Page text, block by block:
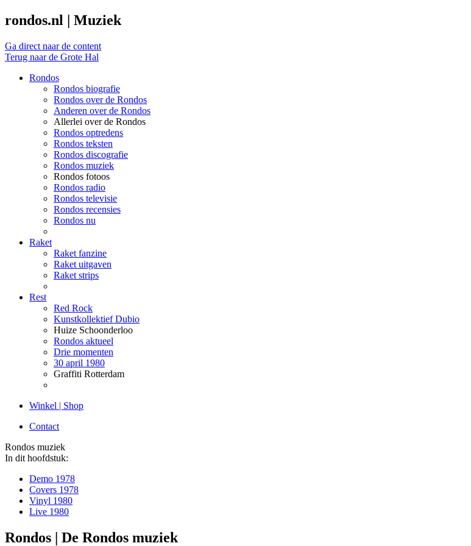
rondos.nl | Muziek
Ga direct naar de content
Terug naar de Grote Hal
Rondos
Rondos biografie
Rondos over de Rondos
Anderen over de Rondos
Allerlei over de Rondos
Rondos optredens
Rondos teksten
Rondos discografie
Rondos muziek
Rondos fotoos
Rondos radio
Rondos televisie
Rondos recensies
Rondos nu
Raket
Raket fanzine
Raket uitgaven
Raket strips
Rest
Red Rock
Kunstkollektief Dubio
Huize Schoonderloo
Rondos aktueel
Drie momenten
30 april 1980
Graffiti Rotterdam
Winkel | Shop
Contact
Rondos muziek
In dit hoofdstuk:
Demo 1978
Covers 1978
Vinyl 1980
Live 1980
Rondos | De Rondos muziek